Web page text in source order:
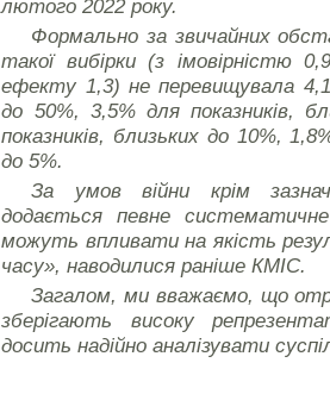
лютого 2022 року.
Формально за звичайних
такої вибірки (з імовірністю
ефекту 1,3) не перевищувала
до 50%, 3,5% для показників,
показників, близьких до 10%,
до 5%.
За умов війни крім
додається певне
можуть впливати на якість
часу», наводилися раніше КМІС.
Загалом, ми вважаємо, що
зберігають високу
досить надійно аналізувати